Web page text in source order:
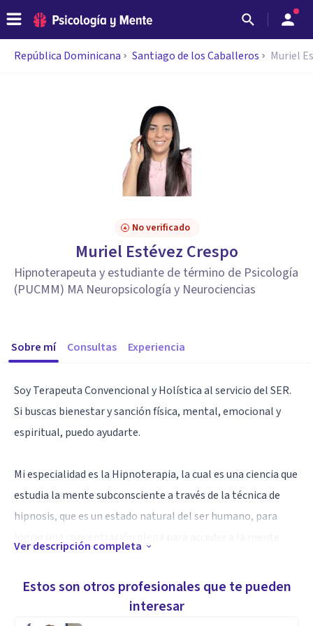
República Dominicana Santiago de los Caballeros Muriel
No verificado
Muriel Estévez Crespo
Hipnoterapeuta y estudiante de término de Psicología
(PUCMM) MA Neuropsicología y Neurociencias
Sobre mí Consultas Experiencia
Soy Terapeuta Convencional y Holística al servicio del SER.
Si buscas bienestar y sanción física, mental, emocional y
espiritual, puedo ayudarte.
Mi especialidad es la Hipnoterapia, la cual es una ciencia que
estudia la mente subconsciente a través de la técnica de
hipnosis, que es un estado natural del ser humano, para
guardadas las memorias, creencias y programas que
influyen en cómo vives hoy día.
Ver descripción completa
Estos son otros profesionales que te pueden
interesar